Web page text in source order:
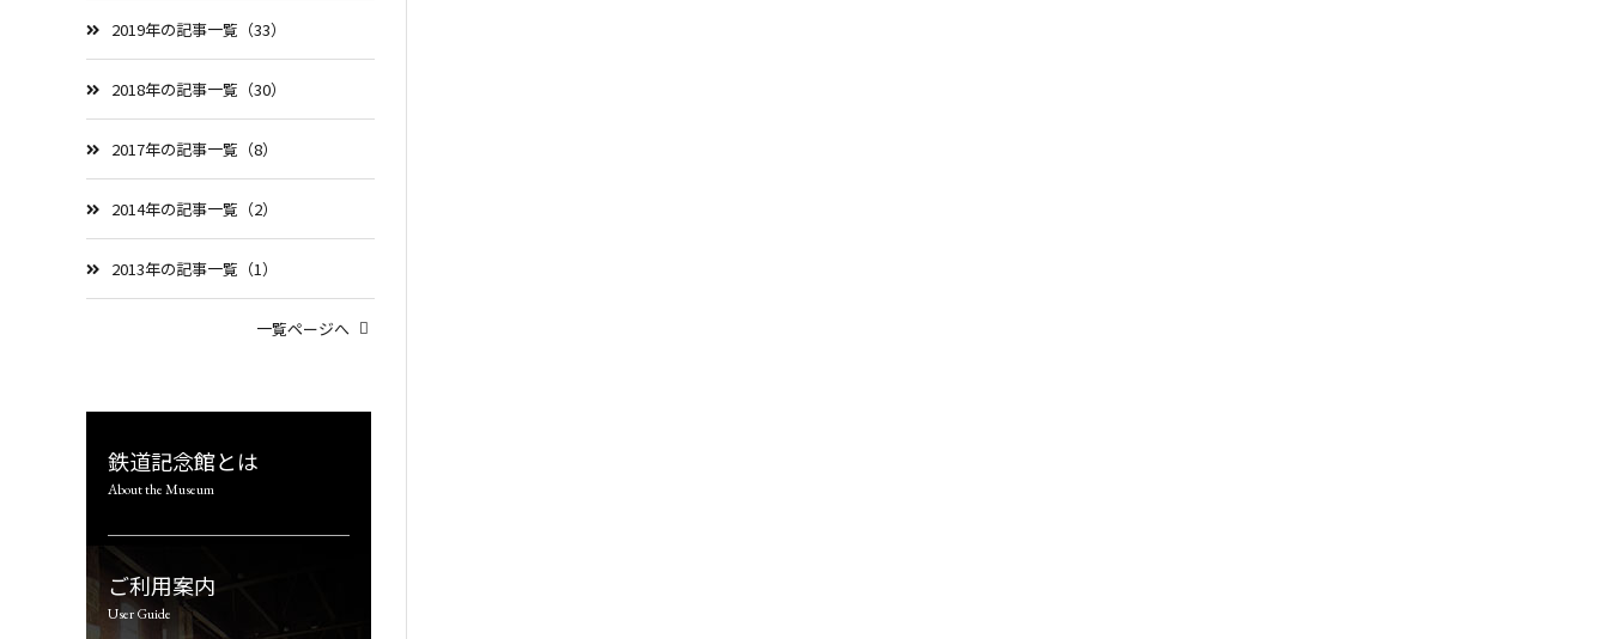
2019年の記事一覧（33）
2018年の記事一覧（30）
2017年の記事一覧（8）
2014年の記事一覧（2）
2013年の記事一覧（1）
一覧ページへ
鉄道記念館とは
About the Museum
ご利用案内
User Guide